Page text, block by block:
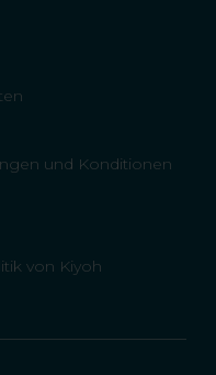
und Konditionen
von Kiyoh